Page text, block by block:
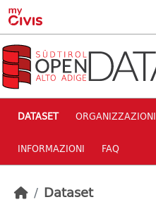
Skip to main content
DATASET ORGANIZZAZIONI
INFORMAZIONI FAQ
Dataset